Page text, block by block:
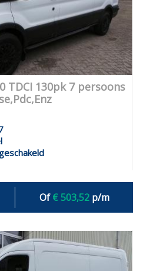
TDCI 130pk 7 persoons
Of€ 503,52p/m